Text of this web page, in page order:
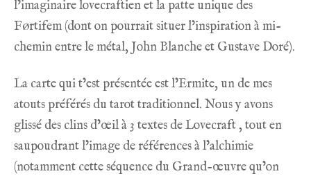
l’imaginaire lovecraftien et la patte unique des
Førtifem (dont on pourrait situer l’inspiration à mi-
chemin entre le métal, John Blanche et Gustave Doré).
La carte qui t’est présentée est l’Ermite, un de mes
atouts préférés du tarot traditionnel. Nous y avons
glissé des clins d’œil à 3 textes de Lovecraft , tout en
saupoudrant l’image de références à l’alchimie
(notamment cette séquence du Grand-œuvre qu’on